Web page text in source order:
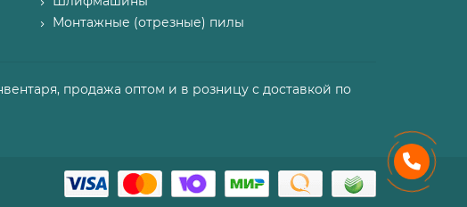
Монтажные (отрезные) пилы
продажа оптом и в розницу с доставкой по